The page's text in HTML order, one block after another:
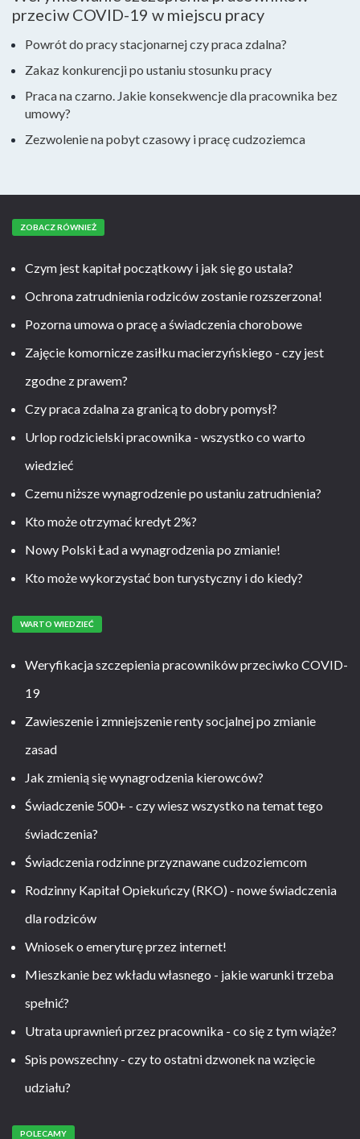
przeciw COVID-19 w miejscu pracy
Powrót do pracy stacjonarnej czy praca zdalna?
Zakaz konkurencji po ustaniu stosunku pracy
Praca na czarno. Jakie konsekwencje dla pracownika bez
umowy?
Zezwolenie na pobyt czasowy i pracę cudzoziemca
ZOBACZ RÓWNIEŻ
Czym jest kapitał początkowy i jak się go ustala?
Ochrona zatrudnienia rodziców zostanie rozszerzona!
Pozorna umowa o pracę a świadczenia chorobowe
Zajęcie komornicze zasiłku macierzyńskiego - czy jest
zgodne z prawem?
Czy praca zdalna za granicą to dobry pomysł?
Urlop rodzicielski pracownika - wszystko co warto
wiedzieć
Czemu niższe wynagrodzenie po ustaniu zatrudnienia?
Kto może otrzymać kredyt 2%?
Nowy Polski Ład a wynagrodzenia po zmianie!
Kto może wykorzystać bon turystyczny i do kiedy?
WARTO WIEDZIEĆ
Weryfikacja szczepienia pracowników przeciwko COVID-
19
Zawieszenie i zmniejszenie renty socjalnej po zmianie
zasad
Jak zmienią się wynagrodzenia kierowców?
Świadczenie 500+ - czy wiesz wszystko na temat tego
świadczenia?
Świadczenia rodzinne przyznawane cudzoziemcom
Rodzinny Kapitał Opiekuńczy (RKO) - nowe świadczenia
dla rodziców
Wniosek o emeryturę przez internet!
Mieszkanie bez wkładu własnego - jakie warunki trzeba
spełnić?
Utrata uprawnień przez pracownika - co się z tym wiąże?
Spis powszechny - czy to ostatni dzwonek na wzięcie
udziału?
POLECAMY